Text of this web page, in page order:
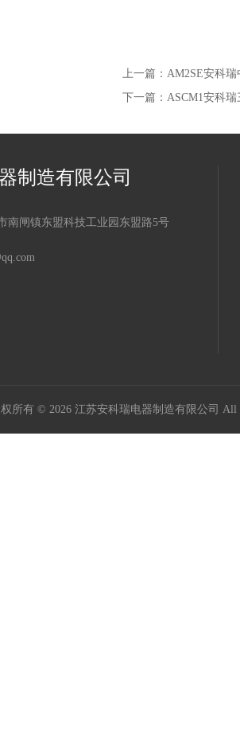
上一篇： AM2SE安科
下一篇： ASCM1安科
制造有限公司
南闸镇东盟科技工业园东盟路5号
权所有 © 2026 江苏安科瑞电器制造有限公司